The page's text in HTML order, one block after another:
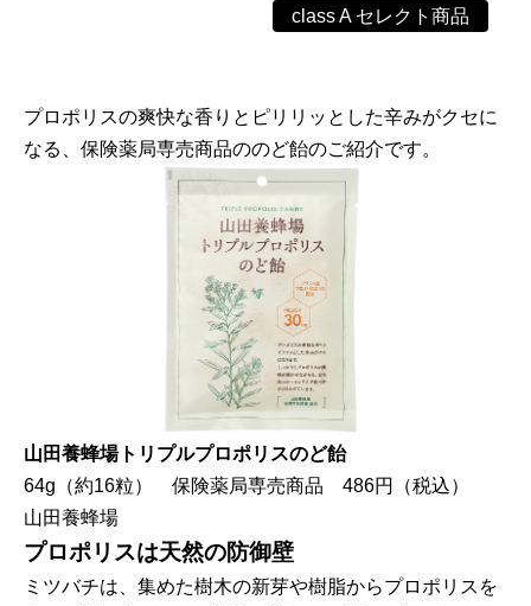
class A セレクト商品
プロポリスの爽快な香りとピリリッとした辛みがクセに
なる、保険薬局専売商品ののど飴のご紹介です。
山田養蜂場トリプルプロポリスのど飴
64g（約16粒） 保険薬局専売商品 486円（税込）
山田養蜂場
プロポリスは天然の防御壁
ミツバチは、集めた樹木の新芽や樹脂からプロポリスを